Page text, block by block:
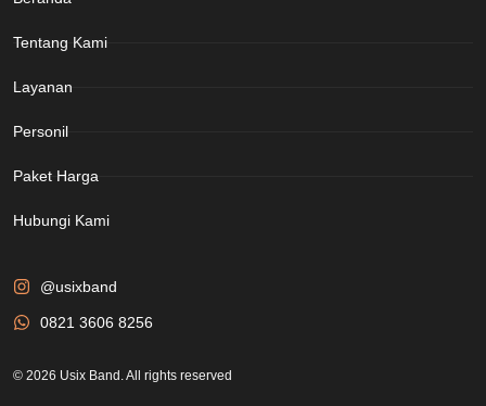
@usixband
0821 3606 8256
© 2026 Usix Band. All rights reserved
Tentang Kami
Layanan
Personil
Paket Harga
Hubungi Kami